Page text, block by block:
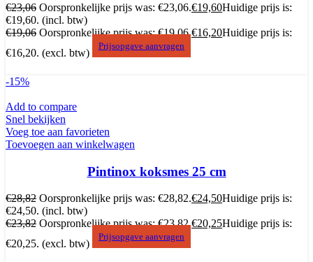
€23,06 Oorspronkelijke prijs was: €23,06.€19,60Huidige prijs is:
€19,60. (incl. btw)
€19,06 Oorspronkelijke prijs was: €19,06.€16,20Huidige prijs is:
€16,20. (excl. btw)
Prijsopgave aanvragen
-15%
Add to compare
Snel bekijken
Voeg toe aan favorieten
Toevoegen aan winkelwagen
Pintinox koksmes 25 cm
€28,82 Oorspronkelijke prijs was: €28,82.€24,50Huidige prijs is:
€24,50. (incl. btw)
€23,82 Oorspronkelijke prijs was: €23,82.€20,25Huidige prijs is:
€20,25. (excl. btw)
Prijsopgave aanvragen